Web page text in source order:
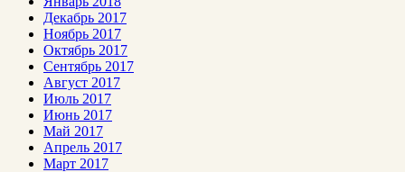
Декабрь 2017
Ноябрь 2017
Октябрь 2017
Сентябрь 2017
Август 2017
Июль 2017
Июнь 2017
Май 2017
Апрель 2017
Март 2017